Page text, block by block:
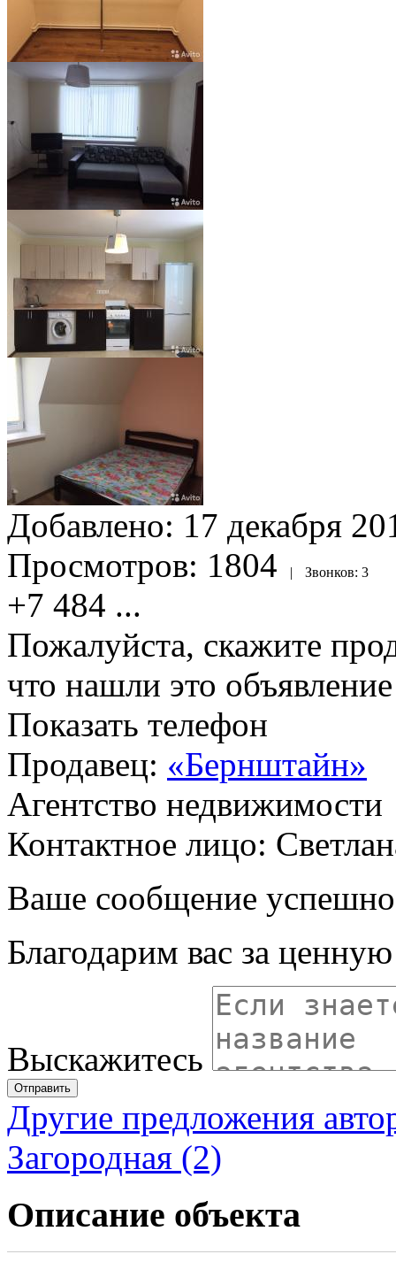
Добавлено: 17 декабря
Просмотров: 1804 | Звонков: 3
+7 484 ...
Пожалуйста, скажите
что нашли это
Показать телефон
Продавец: «Бернштайн»
Агентство недвижимости
Контактное лицо:
Ваше сообщение успешно
Благодарим вас за
Выскажитесь
Отправить
Другие предложения
Загородная (2)
Описание объекта